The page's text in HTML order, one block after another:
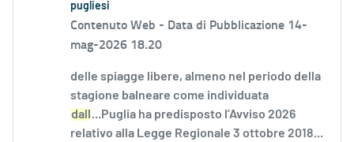
pugliesi
Contenuto Web - Data di Pubblicazione 14-
mag-2026 18.20
delle spiagge libere, almeno nel periodo della
stagione balneare come individuata
dall
...Puglia ha predisposto l’Avviso 2026
relativo alla Legge Regionale 3 ottobre 2018...